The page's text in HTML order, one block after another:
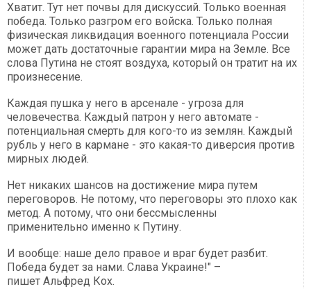
Хватит. Тут нет почвы для дискуссий. Только военная
победа. Только разгром его войска. Только полная
физическая ликвидация военного потенциала России
может дать достаточные гарантии мира на Земле. Все
слова Путина не стоят воздуха, который он тратит на их
произнесение.
Каждая пушка у него в арсенале - угроза для
человечества. Каждый патрон у него автомате -
потенциальная смерть для кого-то из землян. Каждый
рубль у него в кармане - это какая-то диверсия против
мирных людей.
Нет никаких шансов на достижение мира путем
переговоров. Не потому, что переговоры это плохо как
метод. А потому, что они бессмысленны
применительно именно к Путину.
И вообще: наше дело правое и враг будет разбит.
Победа будет за нами. Слава Украине!" –
пишет Альфред Кох.